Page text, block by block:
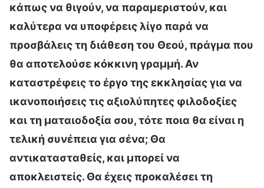
κάπως να θιγούν, να παραμεριστούν, και
καλύτερα να υποφέρεις λίγο παρά να
προσβάλεις τη διάθεση του Θεού, πράγμα που
θα αποτελούσε κόκκινη γραμμή. Αν
καταστρέφεις το έργο της εκκλησίας για να
ικανοποιήσεις τις αξιολύπητες φιλοδοξίες
και τη ματαιοδοξία σου, τότε ποια θα είναι η
τελική συνέπεια για σένα; Θα
αντικατασταθείς, και μπορεί να
αποκλειστείς. Θα έχεις προκαλέσει τη